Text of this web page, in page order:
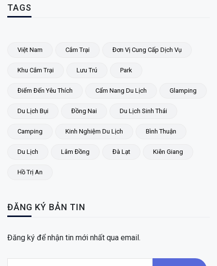
TAGS
Việt Nam Cắm Trại Đơn Vị Cung Cấp Dịch Vụ
Khu Cắm Trại Lưu Trú Park
Điểm Đến Yêu Thích Cẩm Nang Du Lịch Glamping
Du Lịch Bụi Đồng Nai Du Lịch Sinh Thái
Camping Kinh Nghiệm Du Lịch Bình Thuận
Du Lịch Lâm Đồng Đà Lạt Kiên Giang
Hồ Trị An
ĐĂNG KÝ BẢN TIN
Đăng ký để nhận tin mới nhất qua email.